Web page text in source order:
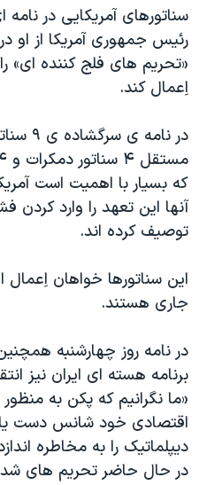
قانون شفافیت دارائی کادر رهبری
اعتراضات مردمی آبان ۹۸
اسرائیل در جنگ
همایش محافظه‌کاران آمریکا
صفحه‌های ویژه
سفر پرزیدنت ترامپ به چین
سناتورهای آمريکايی در نامه
رئيس جمهوری آمريکا از او
«تحريم های فلج کننده ای»
اِعمال کند.
در
که بسيار با اهميت است
آنها اين تعهد را وارد کردن
توصيف کرده اند.
اين سناتورها خواهان
جاری هستند.
در نامه روز چهارشنبه
برنامه هسته ای ايران نيز
«ما نگرانيم که پکن به
اقتصادی خود شانس دست
ديپلماتيک را به مخاطره
در حال حاضر تحريم های